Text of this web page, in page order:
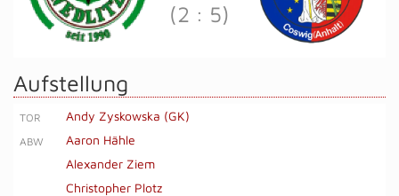
(2 : 5)
Aufstellung
TOR Andy Zyskowska (GK)
ABW
Aaron Hähle
Alexander Ziem
Christopher Plotz